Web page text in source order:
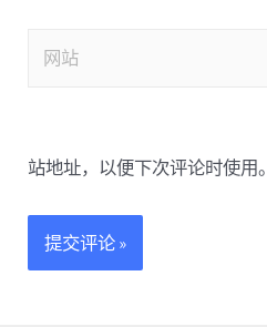
站地址，以便下次评论时使用。